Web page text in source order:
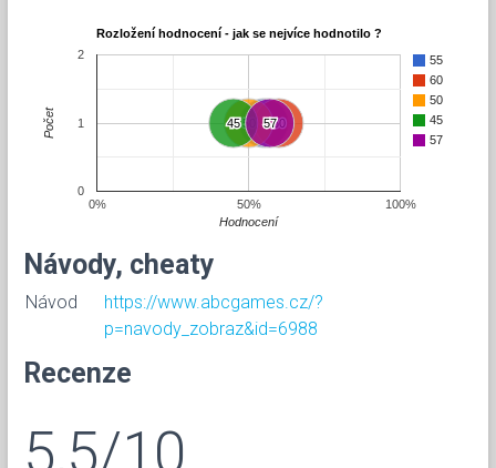
Rozložení hodnocení - jak se nejvíce hodnotilo ?
55
60
50
45
57
55
5560
60
50
50
45
45 57
57
0% 50% 100%
0
1
2
Hodnocení
Počet
Návody, cheaty
Návod
https://www.abcgames.cz/?
p=navody_zobraz&id=6988
Recenze
5,5/10